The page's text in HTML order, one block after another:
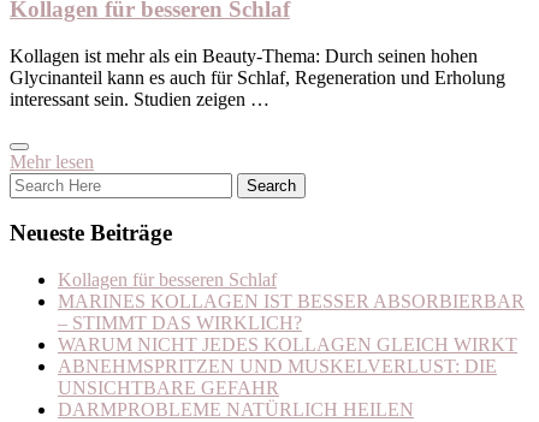
Kollagen für besseren Schlaf
Kollagen ist mehr als ein Beauty-Thema: Durch seinen hohen
Glycinanteil kann es auch für Schlaf, Regeneration und Erholung
interessant sein. Studien zeigen …
Mehr lesen
Neueste Beiträge
Kollagen für besseren Schlaf
MARINES KOLLAGEN IST BESSER ABSORBIERBAR
– STIMMT DAS WIRKLICH?
WARUM NICHT JEDES KOLLAGEN GLEICH WIRKT
ABNEHMSPRITZEN UND MUSKELVERLUST: DIE
UNSICHTBARE GEFAHR
DARMPROBLEME NATÜRLICH HEILEN